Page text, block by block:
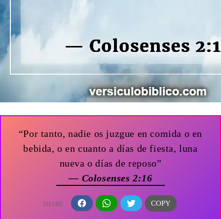
“Por tanto, nadie os juzgue en comida o en
bebida, o en cuanto a días de fiesta, luna
nueva o días de reposo”
— Colosenses 2:16